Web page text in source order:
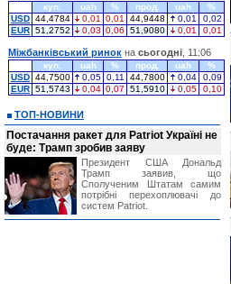
куп. uah % прод. uah
%
USD 44,4784 0,01 0,01 44,9448 0,01
0,02
EUR 51,2752 0,03 0,06 51,9080 0,01 0,01
Міжбанківський ринок на сьогодні , 11:06
куп. uah % прод. uah
%
USD 44,7500 0,05 0,11 44,7800 0,04
0,09
EUR 51,5743 0,04 0,07 51,5910 0,05 0,10
ТОП-НОВИНИ
Постачання ракет для Patriot Україні не
буде: Трамп зробив заяву
Президент США Дональд
Трамп заявив, що
Сполученим Штатам самим
потрібні перехоплювачі до
систем Patriot.